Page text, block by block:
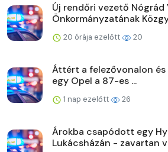
Új rendőri vezető Nógrád
Önkormányzatának
20 órája ezelőtt 20
Áttért a felezővonalon
egy Opel a 87-es ...
1 nap ezelőtt 26
Árokba csapódott egy
Lukácsházán - zavartan